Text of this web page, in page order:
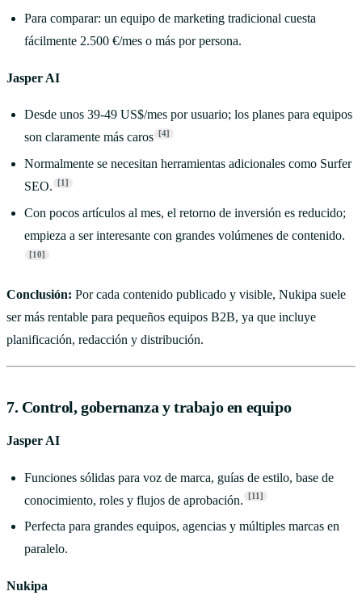
Para comparar: un equipo de marketing tradicional cuesta
fácilmente 2.500 €/mes o más por persona.
Jasper AI
Desde unos 39-49 US$/mes por usuario; los planes para equipos
son claramente más caros [4]
Normalmente se necesitan herramientas adicionales como Surfer
SEO.
[1]
Con pocos artículos al mes, el retorno de inversión es reducido;
empieza a ser interesante con grandes volúmenes de contenido.
[10]
Conclusión: Por cada contenido publicado y visible, Nukipa suele
ser más rentable para pequeños equipos B2B, ya que incluye
planificación, redacción y distribución.
7. Control, gobernanza y trabajo en equipo
Jasper AI
Funciones sólidas para voz de marca, guías de estilo, base de
conocimiento, roles y flujos de aprobación.
[11]
Perfecta para grandes equipos, agencias y múltiples marcas en
paralelo.
Nukipa